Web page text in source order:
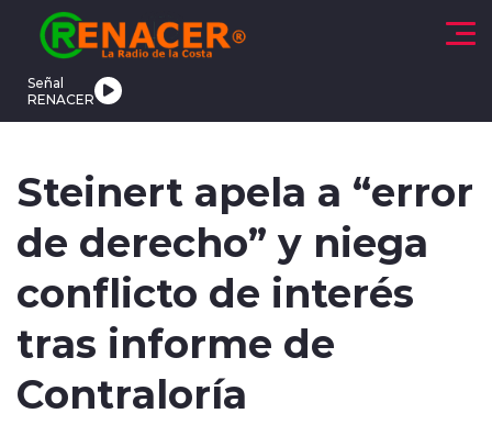
Click acá para ir directamente al contenido
Señal
RENACER
modo claro
Steinert apela a “error
de derecho” y niega
conflicto de interés
tras informe de
Contraloría